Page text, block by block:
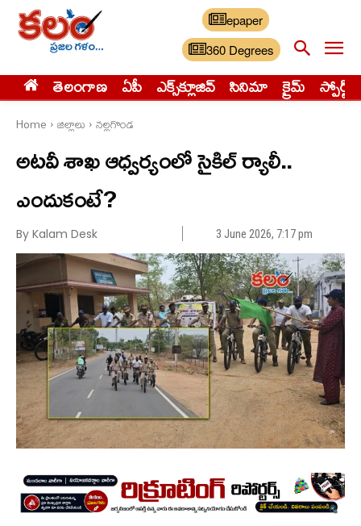
epaper
360 Degrees
తెలంగాణ ఏపీ ఎక్స్‌క్లూజివ్‌ సినిమా క్రైమ్ స్పోర్ట్స్
Home జిల్లాలు నల్లగొండ
అటవీ శాఖ ఆధ్వర్యంలో సైకిల్ ర్యాలీ..
ఎందుకంటే?
By Kalam Desk 3 June 2026, 7:17 pm